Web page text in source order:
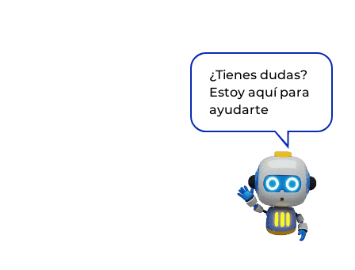
¿Tienes dudas?
Estoy aquí para
ayudarte